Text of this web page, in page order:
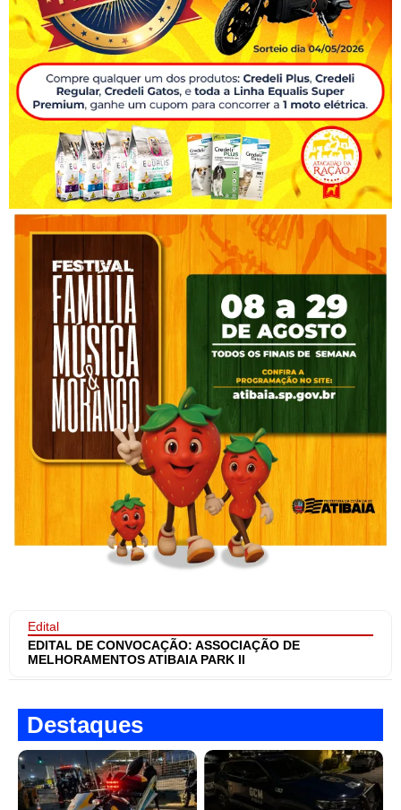
Edital
EDITAL DE CONVOCAÇÃO: ASSOCIAÇÃO DE
MELHORAMENTOS ATIBAIA PARK II
Destaques